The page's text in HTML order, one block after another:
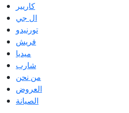
كاريير
ال جي
تورنيدو
فريش
ميديا
شارب
من نحن
العروض
الصيانة